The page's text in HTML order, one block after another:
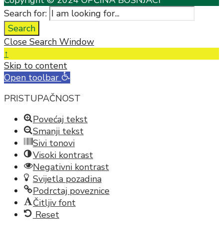
Search for:
Search
Close Search Window
↑
Skip to content
Open toolbar
PRISTUPAČNOST
Povećaj tekst
Smanji tekst
Sivi tonovi
Visoki kontrast
Negativni kontrast
Svijetla pozadina
Podrctaj poveznice
Čitljiv font
Reset